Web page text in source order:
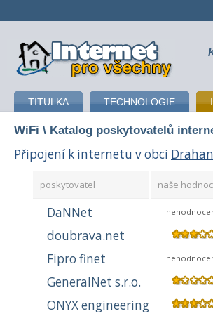
připojení k internetu
TITULKA TECHNOLOGIE
WiFi \ Katalog poskytovatelů
Připojení k internetu v obci
poskytovatel naše
DaNNet
doubrava.net
Fipro finet
GeneralNet s.r.o.
ONYX engineering